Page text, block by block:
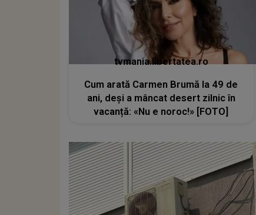
tvmania.libertatea.ro
Cum arată Carmen Brumă la 49 de
ani, deși a mâncat desert zilnic în
vacanță: «Nu e noroc!» [FOTO]